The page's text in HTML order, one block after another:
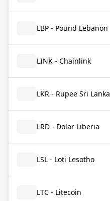
LBP - Pound Lebanon
LINK - Chainlink
LKR - Rupee Sri Lanka
LRD - Dolar Liberia
LSL - Loti Lesotho
LTC - Litecoin